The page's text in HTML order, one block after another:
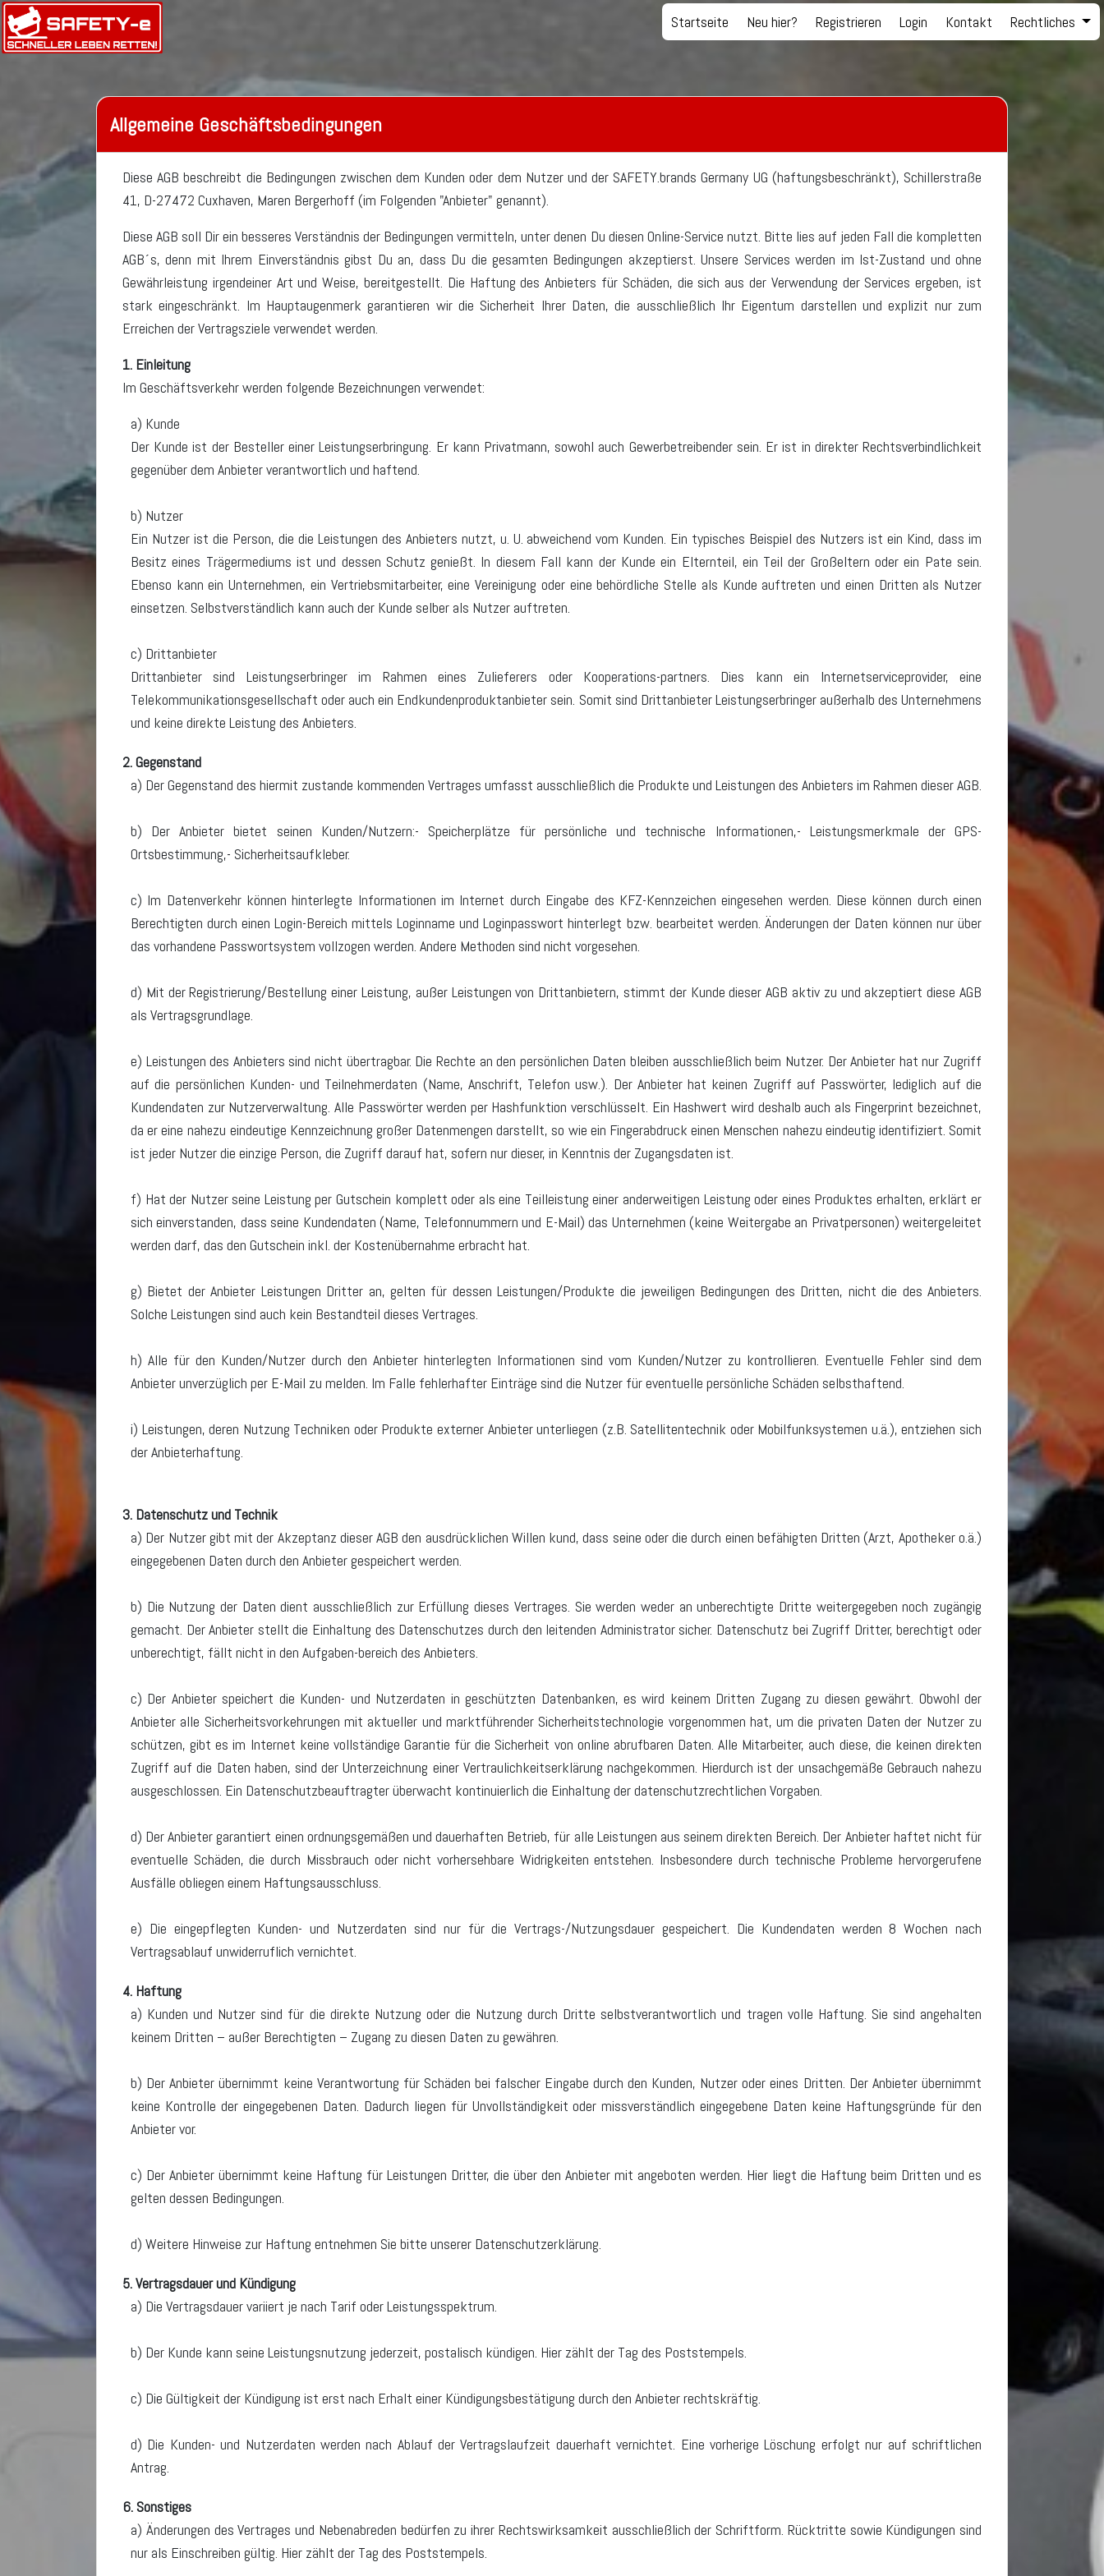
Startseite Neu hier? Registrieren Login Kontakt Rechtliches
Allgemeine Geschäftsbedingungen
Diese AGB beschreibt die Bedingungen zwischen dem Kunden oder dem Nutzer und der SAFETY.brands Germany UG (haftungsbeschränkt), Schillerstraße
41, D-27472 Cuxhaven, Maren Bergerhoff (im Folgenden "Anbieter" genannt).
Diese AGB soll Dir ein besseres Verständnis der Bedingungen vermitteln, unter denen Du diesen Online-Service nutzt. Bitte lies auf jeden Fall die kompletten
AGB´s, denn mit Ihrem Einverständnis gibst Du an, dass Du die gesamten Bedingungen akzeptierst. Unsere Services werden im Ist-Zustand und ohne
Gewährleistung irgendeiner Art und Weise, bereitgestellt. Die Haftung des Anbieters für Schäden, die sich aus der Verwendung der Services ergeben, ist
stark eingeschränkt. Im Hauptaugenmerk garantieren wir die Sicherheit Ihrer Daten, die ausschließlich Ihr Eigentum darstellen und explizit nur zum
Erreichen der Vertragsziele verwendet werden.
1. Einleitung
Im Geschäftsverkehr werden folgende Bezeichnungen verwendet:
a) Kunde
Der Kunde ist der Besteller einer Leistungserbringung. Er kann Privatmann, sowohl auch Gewerbetreibender sein. Er ist in direkter Rechtsverbindlichkeit
gegenüber dem Anbieter verantwortlich und haftend.
b) Nutzer
Ein Nutzer ist die Person, die die Leistungen des Anbieters nutzt, u. U. abweichend vom Kunden. Ein typisches Beispiel des Nutzers ist ein Kind, dass im
Besitz eines Trägermediums ist und dessen Schutz genießt. In diesem Fall kann der Kunde ein Elternteil, ein Teil der Großeltern oder ein Pate sein.
Ebenso kann ein Unternehmen, ein Vertriebsmitarbeiter, eine Vereinigung oder eine behördliche Stelle als Kunde auftreten und einen Dritten als Nutzer
einsetzen. Selbstverständlich kann auch der Kunde selber als Nutzer auftreten.
c) Drittanbieter
Drittanbieter sind Leistungserbringer im Rahmen eines Zulieferers oder Kooperations-partners. Dies kann ein Internetserviceprovider, eine
Telekommunikationsgesellschaft oder auch ein Endkundenproduktanbieter sein. Somit sind Drittanbieter Leistungserbringer außerhalb des Unternehmens
und keine direkte Leistung des Anbieters.
2. Gegenstand
a) Der Gegenstand des hiermit zustande kommenden Vertrages umfasst ausschließlich die Produkte und Leistungen des Anbieters im Rahmen dieser AGB.
b) Der Anbieter bietet seinen Kunden/Nutzern:- Speicherplätze für persönliche und technische Informationen,- Leistungsmerkmale der GPS-
Ortsbestimmung,- Sicherheitsaufkleber.
c) Im Datenverkehr können hinterlegte Informationen im Internet durch Eingabe des KFZ-Kennzeichen eingesehen werden. Diese können durch einen
Berechtigten durch einen Login-Bereich mittels Loginname und Loginpasswort hinterlegt bzw. bearbeitet werden. Änderungen der Daten können nur über
das vorhandene Passwortsystem vollzogen werden. Andere Methoden sind nicht vorgesehen.
d) Mit der Registrierung/Bestellung einer Leistung, außer Leistungen von Drittanbietern, stimmt der Kunde dieser AGB aktiv zu und akzeptiert diese AGB
als Vertragsgrundlage.
e) Leistungen des Anbieters sind nicht übertragbar. Die Rechte an den persönlichen Daten bleiben ausschließlich beim Nutzer. Der Anbieter hat nur Zugriff
auf die persönlichen Kunden- und Teilnehmerdaten (Name, Anschrift, Telefon usw.). Der Anbieter hat keinen Zugriff auf Passwörter, lediglich auf die
Kundendaten zur Nutzerverwaltung. Alle Passwörter werden per Hashfunktion verschlüsselt. Ein Hashwert wird deshalb auch als Fingerprint bezeichnet,
da er eine nahezu eindeutige Kennzeichnung großer Datenmengen darstellt, so wie ein Fingerabdruck einen Menschen nahezu eindeutig identifiziert. Somit
ist jeder Nutzer die einzige Person, die Zugriff darauf hat, sofern nur dieser, in Kenntnis der Zugangsdaten ist.
f) Hat der Nutzer seine Leistung per Gutschein komplett oder als eine Teilleistung einer anderweitigen Leistung oder eines Produktes erhalten, erklärt er
sich einverstanden, dass seine Kundendaten (Name, Telefonnummern und E-Mail) das Unternehmen (keine Weitergabe an Privatpersonen) weitergeleitet
werden darf, das den Gutschein inkl. der Kostenübernahme erbracht hat.
g) Bietet der Anbieter Leistungen Dritter an, gelten für dessen Leistungen/Produkte die jeweiligen Bedingungen des Dritten, nicht die des Anbieters.
Solche Leistungen sind auch kein Bestandteil dieses Vertrages.
h) Alle für den Kunden/Nutzer durch den Anbieter hinterlegten Informationen sind vom Kunden/Nutzer zu kontrollieren. Eventuelle Fehler sind dem
Anbieter unverzüglich per E-Mail zu melden. Im Falle fehlerhafter Einträge sind die Nutzer für eventuelle persönliche Schäden selbsthaftend.
i) Leistungen, deren Nutzung Techniken oder Produkte externer Anbieter unterliegen (z.B. Satellitentechnik oder Mobilfunksystemen u.ä.), entziehen sich
der Anbieterhaftung.
3. Datenschutz und Technik
a) Der Nutzer gibt mit der Akzeptanz dieser AGB den ausdrücklichen Willen kund, dass seine oder die durch einen befähigten Dritten (Arzt, Apotheker o.ä.)
eingegebenen Daten durch den Anbieter gespeichert werden.
b) Die Nutzung der Daten dient ausschließlich zur Erfüllung dieses Vertrages. Sie werden weder an unberechtigte Dritte weitergegeben noch zugängig
gemacht. Der Anbieter stellt die Einhaltung des Datenschutzes durch den leitenden Administrator sicher. Datenschutz bei Zugriff Dritter, berechtigt oder
unberechtigt, fällt nicht in den Aufgaben-bereich des Anbieters.
c) Der Anbieter speichert die Kunden- und Nutzerdaten in geschützten Datenbanken, es wird keinem Dritten Zugang zu diesen gewährt. Obwohl der
Anbieter alle Sicherheitsvorkehrungen mit aktueller und marktführender Sicherheitstechnologie vorgenommen hat, um die privaten Daten der Nutzer zu
schützen, gibt es im Internet keine vollständige Garantie für die Sicherheit von online abrufbaren Daten. Alle Mitarbeiter, auch diese, die keinen direkten
Zugriff auf die Daten haben, sind der Unterzeichnung einer Vertraulichkeitserklärung nachgekommen. Hierdurch ist der unsachgemäße Gebrauch nahezu
ausgeschlossen. Ein Datenschutzbeauftragter überwacht kontinuierlich die Einhaltung der datenschutzrechtlichen Vorgaben.
d) Der Anbieter garantiert einen ordnungsgemäßen und dauerhaften Betrieb, für alle Leistungen aus seinem direkten Bereich. Der Anbieter haftet nicht für
eventuelle Schäden, die durch Missbrauch oder nicht vorhersehbare Widrigkeiten entstehen. Insbesondere durch technische Probleme hervorgerufene
Ausfälle obliegen einem Haftungsausschluss.
e) Die eingepflegten Kunden- und Nutzerdaten sind nur für die Vertrags-/Nutzungsdauer gespeichert. Die Kundendaten werden 8 Wochen nach
Vertragsablauf unwiderruflich vernichtet.
4. Haftung
a) Kunden und Nutzer sind für die direkte Nutzung oder die Nutzung durch Dritte selbstverantwortlich und tragen volle Haftung. Sie sind angehalten
keinem Dritten – außer Berechtigten – Zugang zu diesen Daten zu gewähren.
b) Der Anbieter übernimmt keine Verantwortung für Schäden bei falscher Eingabe durch den Kunden, Nutzer oder eines Dritten. Der Anbieter übernimmt
keine Kontrolle der eingegebenen Daten. Dadurch liegen für Unvollständigkeit oder missverständlich eingegebene Daten keine Haftungsgründe für den
Anbieter vor.
c) Der Anbieter übernimmt keine Haftung für Leistungen Dritter, die über den Anbieter mit angeboten werden. Hier liegt die Haftung beim Dritten und es
gelten dessen Bedingungen.
d) Weitere Hinweise zur Haftung entnehmen Sie bitte unserer Datenschutzerklärung.
5. Vertragsdauer und Kündigung
a) Die Vertragsdauer variiert je nach Tarif oder Leistungsspektrum.
b) Der Kunde kann seine Leistungsnutzung jederzeit, postalisch kündigen. Hier zählt der Tag des Poststempels.
c) Die Gültigkeit der Kündigung ist erst nach Erhalt einer Kündigungsbestätigung durch den Anbieter rechtskräftig.
d) Die Kunden- und Nutzerdaten werden nach Ablauf der Vertragslaufzeit dauerhaft vernichtet. Eine vorherige Löschung erfolgt nur auf schriftlichen
Antrag.
6. Sonstiges
a) Änderungen des Vertrages und Nebenabreden bedürfen zu ihrer Rechtswirksamkeit ausschließlich der Schriftform. Rücktritte sowie Kündigungen sind
nur als Einschreiben gültig. Hier zählt der Tag des Poststempels.